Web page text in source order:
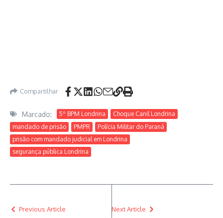
Compartilhar
Marcado: 5º BPM Londrina
Choque Canil Londrina
mandado de prisão
PMPR
Polícia Militar do Paraná
prisão com mandado judicial em Londrina
segurança pública Londrina
Previous Article Next Article